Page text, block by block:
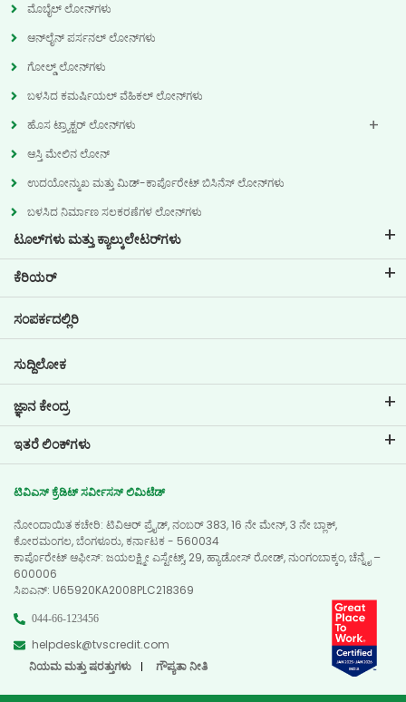
ಮೊಬೈಲ್ ಲೋನ್‌ಗಳು
ಆನ್‌ಲೈನ್ ಪರ್ಸನಲ್ ಲೋನ್‌ಗಳು
ಗೋಲ್ಡ್ ಲೋನ್‌ಗಳು
ಬಳಸಿದ ಕಮರ್ಷಿಯಲ್ ವೆಹಿಕಲ್ ಲೋನ್‌ಗಳು
ಹೊಸ ಟ್ರ್ಯಾಕ್ಟರ್ ಲೋನ್‌ಗಳು
ಆಸ್ತಿ ಮೇಲಿನ ಲೋನ್
ಉದಯೋನ್ಮುಖ ಮತ್ತು ಮಿಡ್-ಕಾರ್ಪೊರೇಟ್ ಬಿಸಿನೆಸ್ ಲೋನ್‌ಗಳು
ಬಳಸಿದ ನಿರ್ಮಾಣ ಸಲಕರಣೆಗಳ ಲೋನ್‌ಗಳು
ಟೂಲ್‌ಗಳು ಮತ್ತು ಕ್ಯಾಲ್ಕುಲೇಟರ್‌ಗಳು
ಇಎಂಐ ಕ್ಯಾಲ್ಕುಲೇಟರ್
ಲೋನ್ ಇಎಂಐ ಕ್ಯಾಲ್ಕುಲೇಟರ್
ಕಾರ್ ಮೌಲ್ಯಮಾಪನ ಸಾಧನ
ಕೆರಿಯರ್
ಟಿವಿಎಸ್ ಕ್ರೆಡಿಟ್‌ನಲ್ಲಿ ವೃತ್ತಿ ಜೀವನ
ಪ್ರಸ್ತುತ ಖಾಲಿ ಇರುವ ಹುದ್ದೆಗಳು
ಸಂಪರ್ಕದಲ್ಲಿರಿ
ಸುದ್ದಿಲೋಕ
ಜ್ಞಾನ ಕೇಂದ್ರ
ಬ್ಲಾಗ್‌ಗಳು
ಎಫ್ಎಕ್ಯೂ ಗಳು
ಪ್ರಶಂಸಾಪತ್ರಗಳು
ವಿಡಿಯೋ ಗ್ಯಾಲರಿ
ಇತರೆ ಲಿಂಕ್‌ಗಳು
ಡೀಲರ್ ಲೊಕೇಟರ್
ಸೈಟ್ ಮ್ಯಾಪ್
ಟಿವಿಎಸ್ ಕ್ರೆಡಿಟ್ ಸರ್ವೀಸಸ್ ಲಿಮಿಟೆಡ್
ನೋಂದಾಯಿತ ಕಚೇರಿ: ಟಿವಿಆರ್ ಪ್ರೈಡ್, ನಂಬರ್ 383, 16 ನೇ ಮೇನ್, 3 ನೇ ಬ್ಲಾಕ್,
ಕೋರಮಂಗಲ, ಬೆಂಗಳೂರು, ಕರ್ನಾಟಕ - 560034
ಕಾರ್ಪೊರೇಟ್ ಆಫೀಸ್: ಜಯಲಕ್ಷ್ಮೀ ಎಸ್ಟೇಟ್ಸ್, 29, ಹ್ಯಾಡೋಸ್ ರೋಡ್, ನುಂಗಂಬಾಕ್ಕಂ, ಚೆನ್ನೈ –
600006
ಸಿಐಎನ್‌: U65920KA2008PLC218369
044-66-123456
helpdesk@tvscredit.com
ನಿಯಮ ಮತ್ತು ಷರತ್ತುಗಳು
ಗೌಪ್ಯತಾ ನೀತಿ